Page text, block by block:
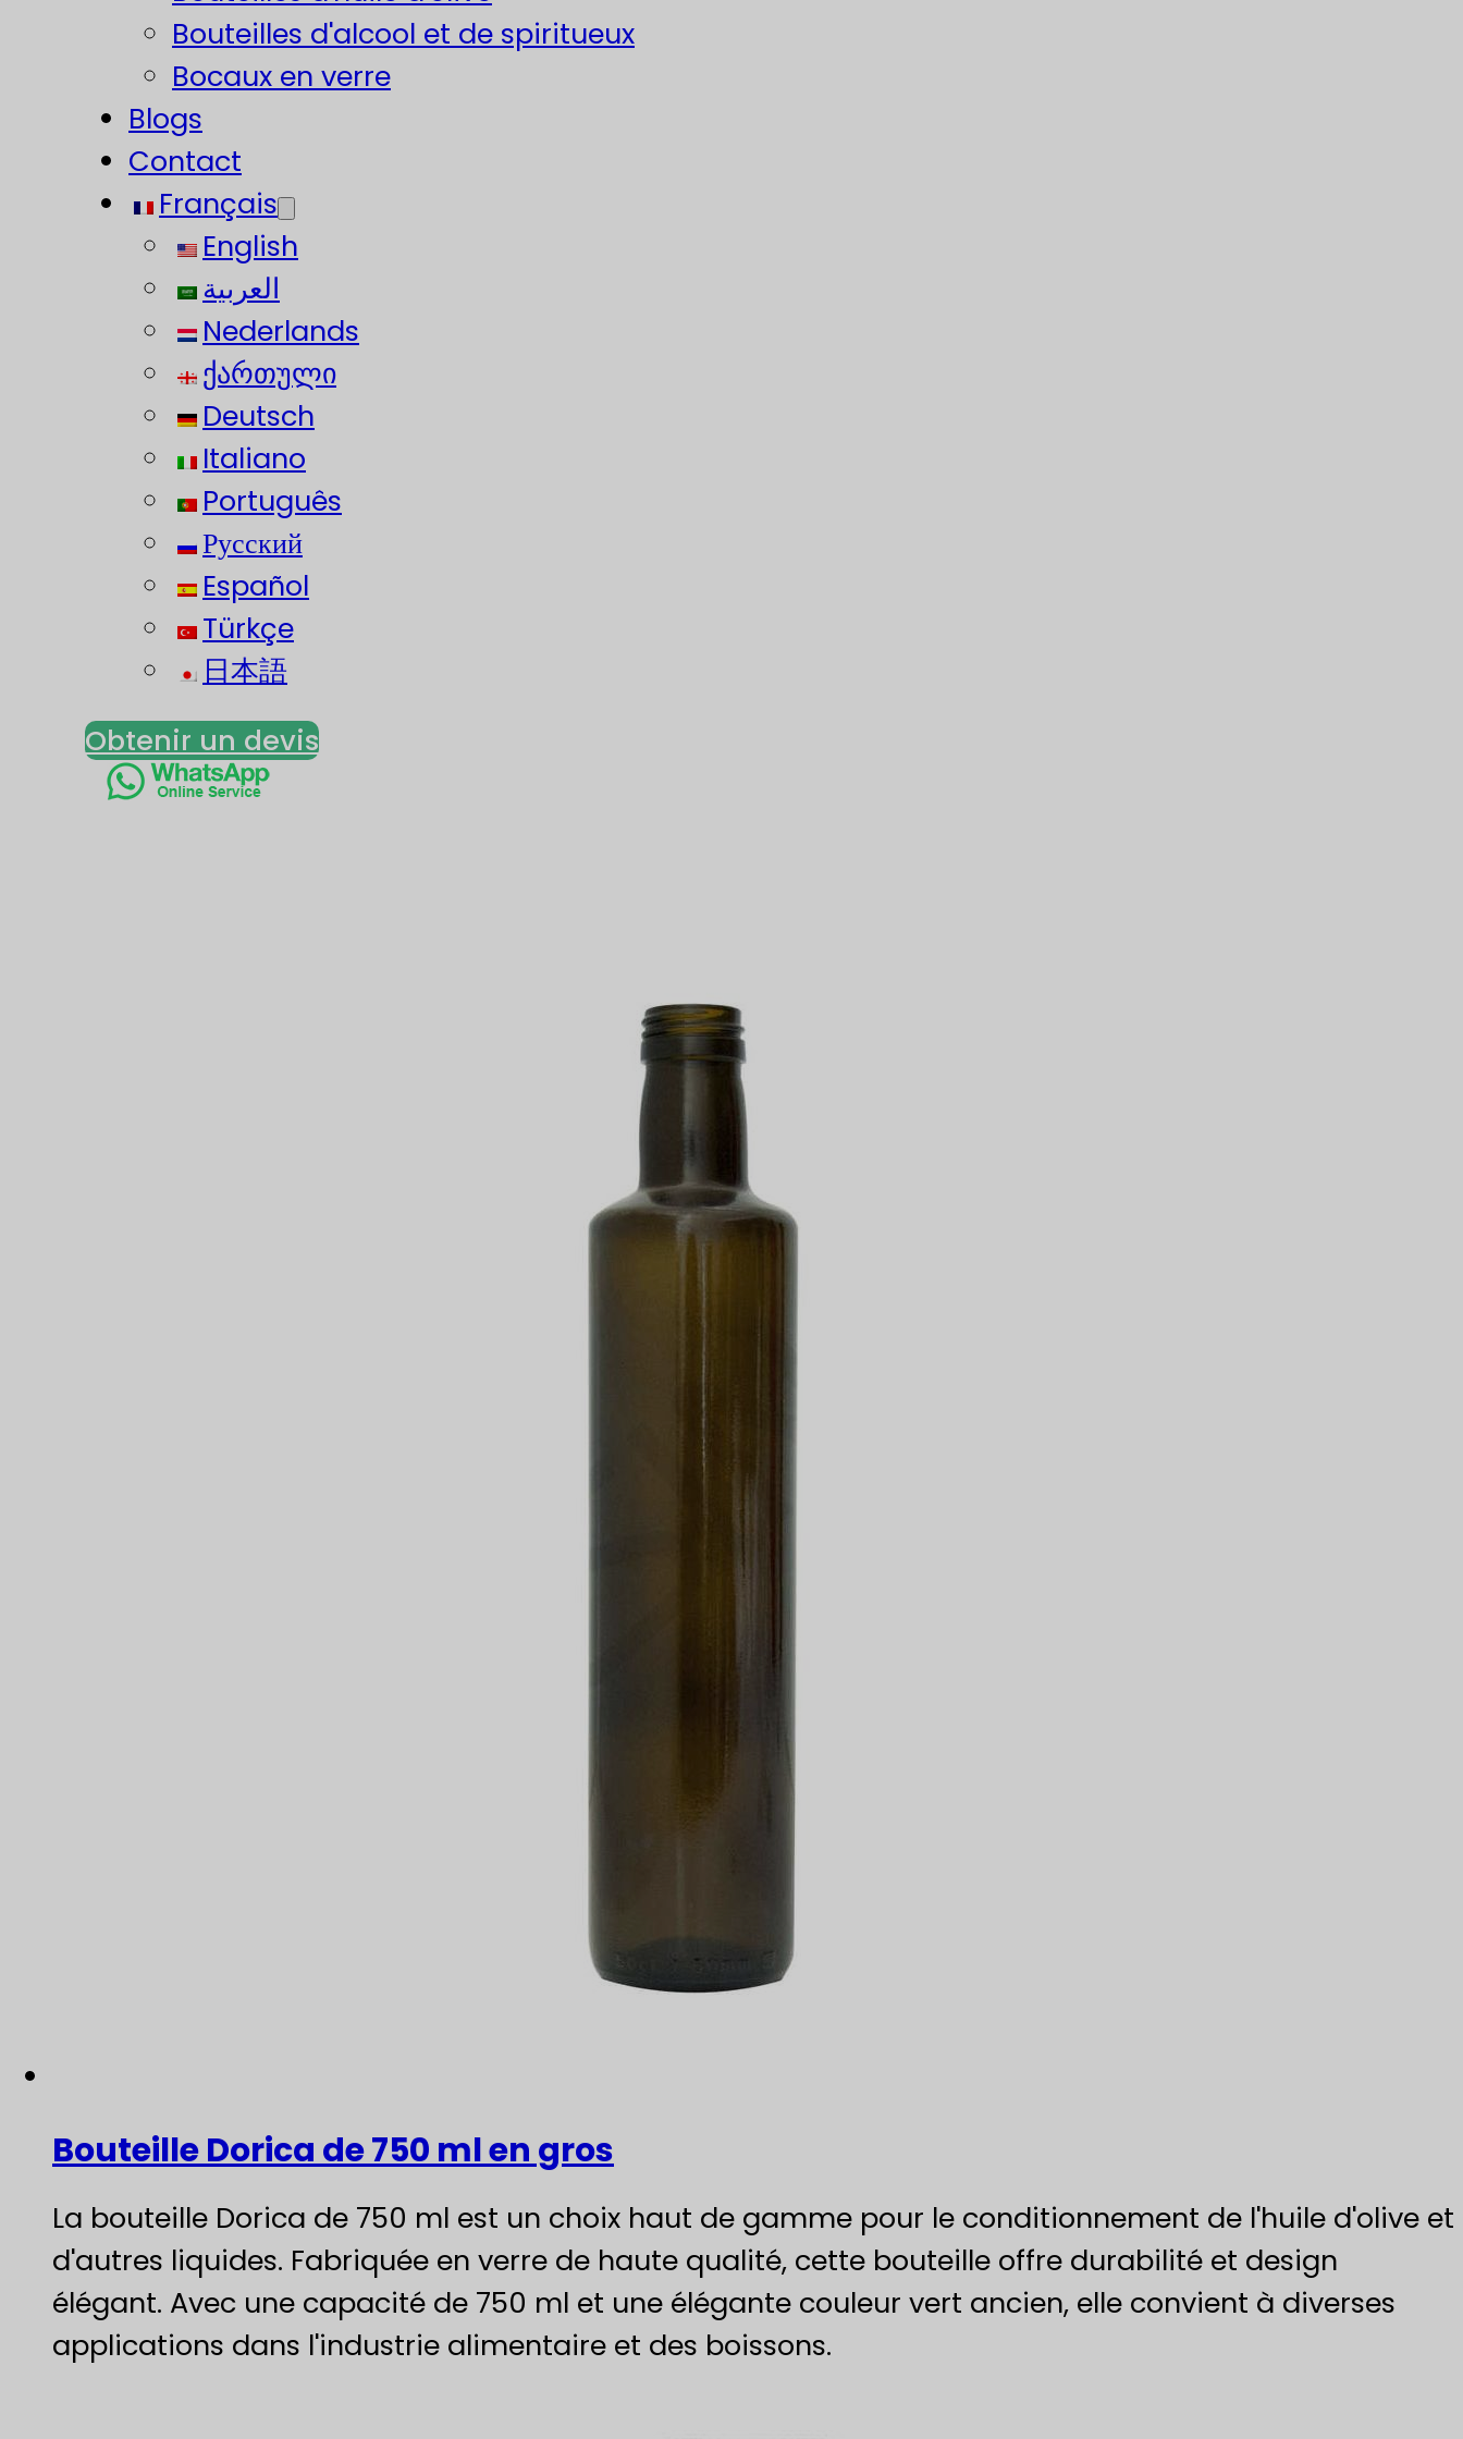
Bouteilles d'alcool et de spiritueux
Bocaux en verre
Blogs
Contact
Français
English
العربية
Nederlands
ქართული
Deutsch
Italiano
Português
Русский
Español
Türkçe
日本語
Obtenir un devis
Bouteille Dorica de 750 ml en gros
La bouteille Dorica de 750 ml est un choix haut de gamme pour le conditionnement de l'huile d'olive et
d'autres liquides. Fabriquée en verre de haute qualité, cette bouteille offre durabilité et design
élégant. Avec une capacité de 750 ml et une élégante couleur vert ancien, elle convient à diverses
applications dans l'industrie alimentaire et des boissons.